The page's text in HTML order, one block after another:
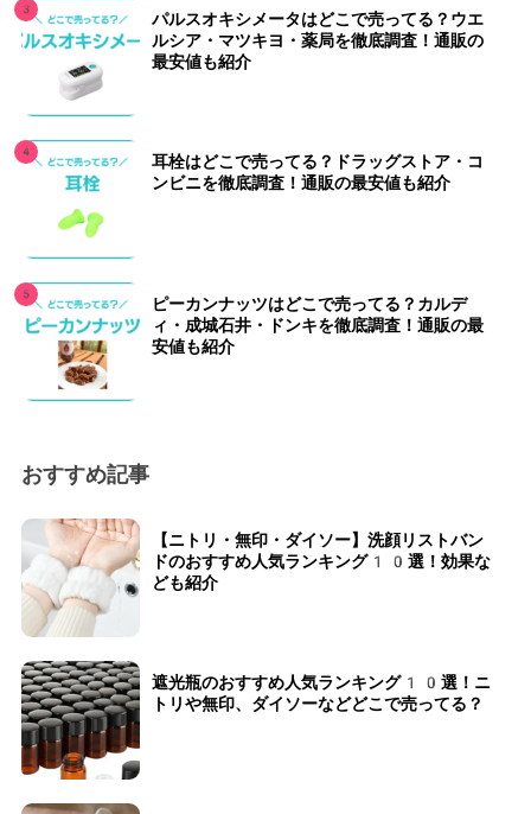
パルスオキシメータはどこで売ってる？ウエ
ルシア・マツキヨ・薬局を徹底調査！通販の
最安値も紹介
耳栓はどこで売ってる？ドラッグストア・コ
ンビニを徹底調査！通販の最安値も紹介
ピーカンナッツはどこで売ってる？カルデ
ィ・成城石井・ドンキを徹底調査！通販の最
安値も紹介
おすすめ記事
【ニトリ・無印・ダイソー】洗顔リストバン
ドのおすすめ人気ランキング10選！効果な
ども紹介
遮光瓶のおすすめ人気ランキング10選！ニ
トリや無印、ダイソーなどどこで売ってる？